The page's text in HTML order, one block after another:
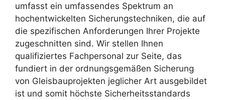
umfasst ein umfassendes Spektrum an
hochentwickelten Sicherungstechniken, die auf
die spezifischen Anforderungen Ihrer Projekte
zugeschnitten sind. Wir stellen Ihnen
qualifiziertes Fachpersonal zur Seite, das
fundiert in der ordnungsgemäßen Sicherung
von Gleisbauprojekten jeglicher Art ausgebildet
ist und somit höchste Sicherheitsstandards